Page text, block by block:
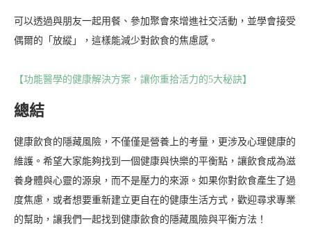
可以透過與朋友一起用餐、參加聚會來增進社交活動，並學會接受
偶爾的「放縱」，這樣能減少對飲食的焦慮感。
【功能醫學的健康解決方案，讓你重拾活力的5大秘訣】
總結
健康飲食的隱藏風險，不僅僅是營養上的考量，更涉及心理健康的
維護。希望大家能夠找到一個健康與快樂的平衡點，讓飲食成為滋
養身體與心靈的源泉，而不是壓力的來源。如果你對飲食產生了過
度焦慮，或者想要重新建立更自在的健康生活方式，歡迎尋求專業
的幫助，讓我們一起找到健康飲食的隱藏風險與平衡方法！